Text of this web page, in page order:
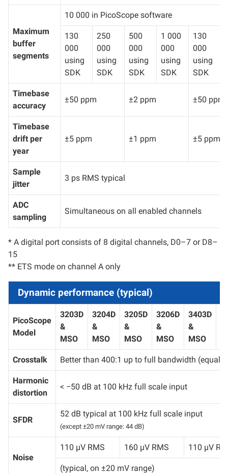
Maximum
buffer
segments
10 000 in PicoScope software
130
000
using
SDK
250
000
using
SDK
500
000
using
SDK
1 000
000
using
SDK
130
000
using
SDK
Timebase
accuracy
±50 ppm ±2 ppm ±50 ppm
Timebase
drift per
year
±5 ppm ±1 ppm ±5 ppm
Sample
jitter
3 ps RMS typical
ADC
sampling
Simultaneous on all enabled channels
* A digital port consists of 8 digital channels, D0–7 or D8–
15
** ETS mode on channel A only
Dynamic performance (typical)
PicoScope
Model
3203D
&
MSO
3204D
&
MSO
3205D
&
MSO
3206D
&
MSO
3403D
&
MSO
Crosstalk Better than 400:1 up to full bandwidth (equal
Harmonic
distortion
< −50 dB at 100 kHz full scale input
SFDR
52 dB typical at 100 kHz full scale input
(except ±20 mV range: 44 dB)
Noise
110 µV RMS 160 µV RMS 110 µV
(typical, on ±20 mV range)